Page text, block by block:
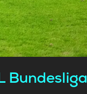
Bundesliga